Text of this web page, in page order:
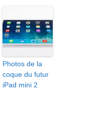
Photos de la
coque du futur
iPad mini 2